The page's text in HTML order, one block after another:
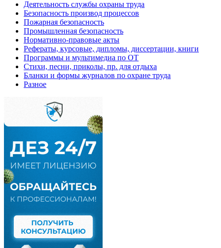
Деятельность службы охраны труда
Безопасность производ процессов
Пожарная безопасность
Промышленная безопасность
Нормативно-правовые акты
Рефераты, курсовые, дипломы, диссертации, книги
Программы и мультимедиа по ОТ
Стихи, песни, приколы, пр. для отдыха
Бланки и формы журналов по охране труда
Разное